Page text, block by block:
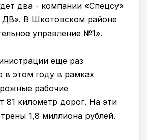
два - компании «Спецсу»
ДВ». В Шкотовском районе
управление №1».
еще раз
в этом году в рамках
рабочие
81 километр дорог. На эти
1,8 миллиона рублей.